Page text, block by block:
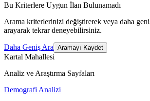
Bu Kriterlere Uygun İlan Bulunamadı
Arama kriterlerinizi değiştirerek veya daha
arayarak tekrar deneyebilirsiniz.
Daha Geniş Ara Aramayı Kaydet
Kartal Mahallesi
Analiz ve Araştırma Sayfaları
Demografi Analizi